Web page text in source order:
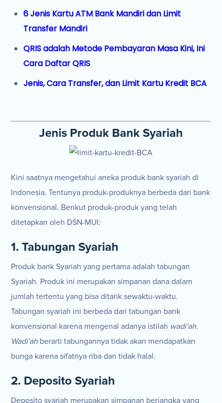
6 Jenis Kartu ATM Bank Mandiri dan Limit
Transfer Mandiri
QRIS adalah Metode Pembayaran Masa Kini, Ini
Cara Daftar QRIS
Jenis, Cara Transfer, dan Limit Kartu Kredit BCA
Jenis Produk Bank Syariah
Kini saatnya mengetahui aneka produk bank syariah di
Indonesia. Tentunya produk-produknya berbeda dari bank
konvensional. Berikut produk-produk yang telah
ditetapkan oleh DSN-MUI:
1. Tabungan Syariah
Produk bank Syariah yang pertama adalah tabungan
Syariah. Produk ini merupakan simpanan dana dalam
jumlah tertentu yang bisa ditarik sewaktu-waktu.
Tabungan syariah ini berbeda dari tabungan bank
konvensional karena mengenal adanya istilah wadi'ah.
Wadi'ah berarti tabungannya tidak akan mendapatkan
bunga karena sifatnya riba dan tidak halal.
2. Deposito Syariah
Deposito syariah merupakan simpanan berjangka yang